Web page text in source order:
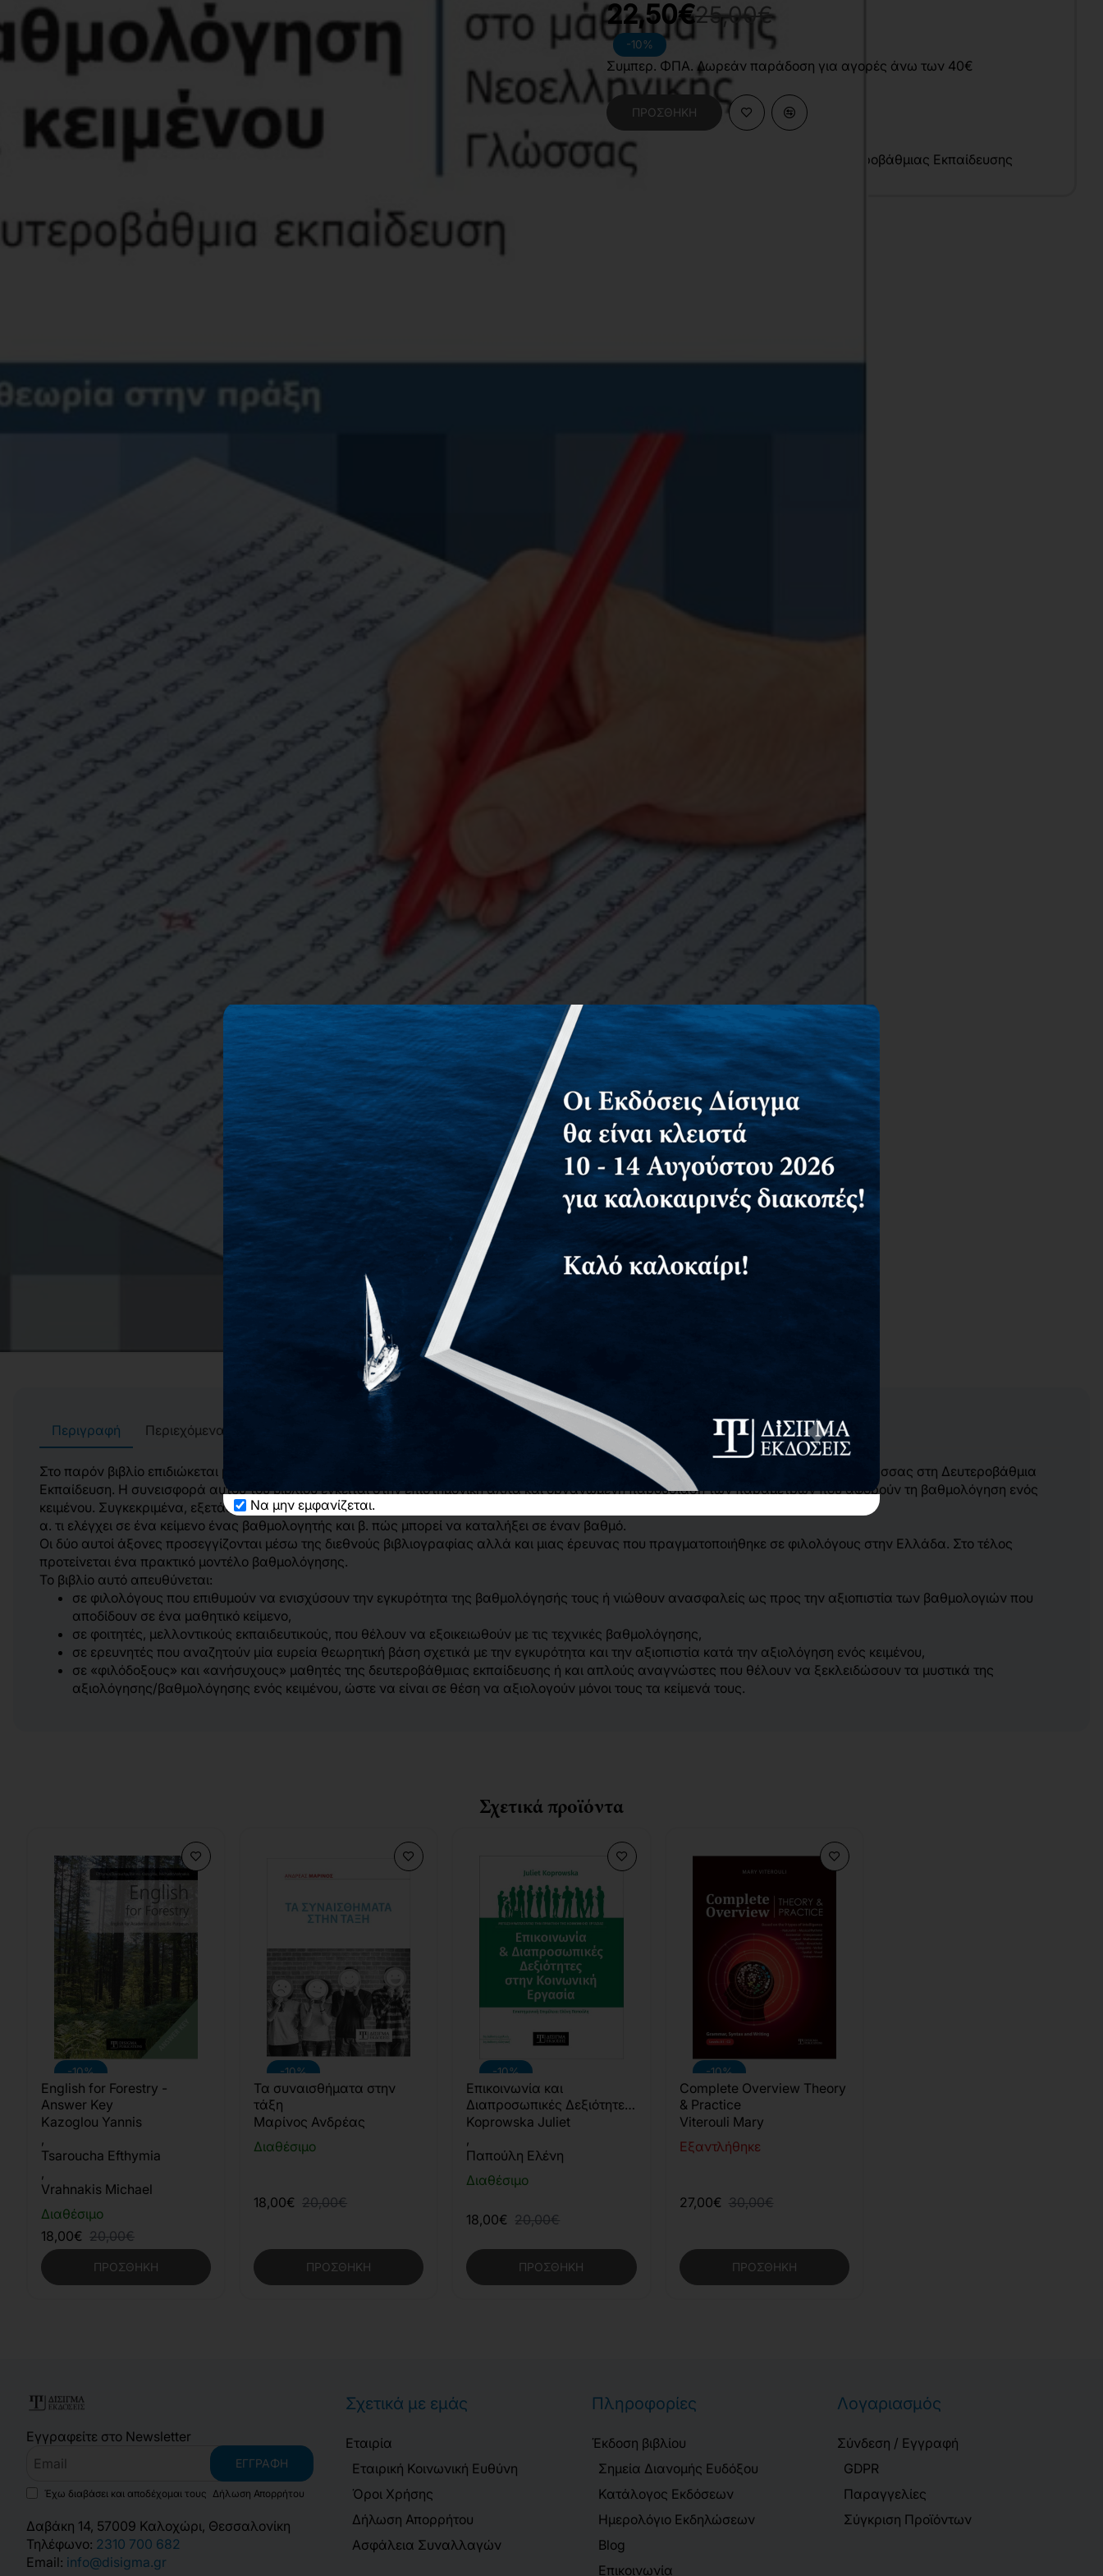
Να μην εμφανίζεται.
-10%
22,50€25,00€
Συμπερ. ΦΠΑ. Δωρεάν παράδοση για αγορές άνω των 40€
ΠΡΟΣΘΉΚΗ
Κατηγορίες: Δευτεροβάθμιας Εκπαίδευσης
Έτος Έκδοσης
2020
Περιγραφή Περιεχόμενα
Στο παρόν βιβλίο επιδιώκεται μια εμβάθυνση στον τρόπο που αξιολογείται ένα κείμενο στο πλαίσιο του μαθήματος της Νεοελληνικής Γλώσσας στη Δευτεροβάθμια
Εκπαίδευση. Η συνεισφορά αυτού του βιβλίου έγκειται στην επιστημονική αλλά και οργανωμένη παρουσίαση των παραμέτρων που αφορούν τη βαθμολόγηση ενός
κειμένου. Συγκεκριμένα, εξετάζεται:
α. τι ελέγχει σε ένα κείμενο ένας βαθμολογητής και β. πώς μπορεί να καταλήξει σε έναν βαθμό.
Οι δύο αυτοί άξονες προσεγγίζονται μέσω της διεθνούς βιβλιογραφίας αλλά και μιας έρευνας που πραγματοποιήθηκε σε φιλολόγους στην Ελλάδα. Στο τέλος
προτείνεται ένα πρακτικό μοντέλο βαθμολόγησης.
Το βιβλίο αυτό απευθύνεται:
σε φιλολόγους που επιθυμούν να ενισχύσουν την εγκυρότητα της βαθμολόγησής τους ή νιώθουν ανασφαλείς ως προς την αξιοπιστία των βαθμολογιών που
αποδίδουν σε ένα μαθητικό κείμενο,
σε φοιτητές, μελλοντικούς εκπαιδευτικούς, που θέλουν να εξοικειωθούν με τις τεχνικές βαθμολόγησης,
σε ερευνητές που αναζητούν μία ευρεία θεωρητική βάση σχετικά με την εγκυρότητα και την αξιοπιστία κατά την αξιολόγηση ενός κειμένου,
σε «φιλόδοξους» και «ανήσυχους» μαθητές της δευτεροβάθμιας εκπαίδευσης ή και απλούς αναγνώστες που θέλουν να ξεκλειδώσουν τα μυστικά της
αξιολόγησης/βαθμολόγησης ενός κειμένου, ώστε να είναι σε θέση να αξιολογούν μόνοι τους τα κείμενά τους.
Σχετικά προϊόντα
-10%
Διαθέσιμο
English for Forestry -
Answer Key
Kazoglou Yannis
,
Tsaroucha Efthymia
,
Vrahnakis Michael
18,00€ 20,00€
ΠΡΟΣΘΉΚΗ
-10%
Διαθέσιμο
Τα συναισθήματα στην
τάξη
Μαρίνος Ανδρέας
18,00€ 20,00€
ΠΡΟΣΘΉΚΗ
-10%
Διαθέσιμο
Επικοινωνία και
Διαπροσωπικές Δεξιότητες
στην Κοινωνική Εργασία
Koprowska Juliet
,
Παπούλη Ελένη
18,00€ 20,00€
ΠΡΟΣΘΉΚΗ
-10%
Εξαντλήθηκε
Complete Overview Theory
& Practice
Viterouli Mary
27,00€ 30,00€
ΠΡΟΣΘΉΚΗ
Εγγραφείτε στο Newsletter
ΕΓΓΡΑΦΉ
Έχω διαβάσει και αποδέχομαι τους Δήλωση Απορρήτου
Δαβάκη 14, 57009 Καλοχώρι, Θεσσαλονίκη
Τηλέφωνο: 2310 700 682
Email: info@disigma.gr
Σχετικά με εμάς
Εταιρία
Εταιρική Κοινωνική Ευθύνη
Όροι Χρήσης
Δήλωση Απορρήτου
Ασφάλεια Συναλλαγών
Πληροφορίες
Έκδοση βιβλίου
Σημεία Διανομής Ευδόξου
Κατάλογος Εκδόσεων
Ημερολόγιο Εκδηλώσεων
Blog
Επικοινωνία
Λογαριασμός
Σύνδεση / Εγγραφή
GDPR
Παραγγελίες
Σύγκριση Προϊόντων